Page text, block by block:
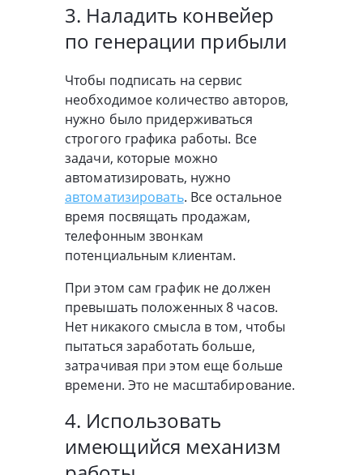
3. Наладить конвейер
по генерации прибыли
Чтобы подписать на сервис
необходимое количество авторов,
нужно было придерживаться
строгого графика работы. Все
задачи, которые можно
автоматизировать, нужно
автоматизировать. Все остальное
время посвящать продажам,
телефонным звонкам
потенциальным клиентам.
При этом сам график не должен
превышать положенных 8 часов.
Нет никакого смысла в том, чтобы
пытаться заработать больше,
затрачивая при этом еще больше
времени. Это не масштабирование.
4. Использовать
имеющийся механизм